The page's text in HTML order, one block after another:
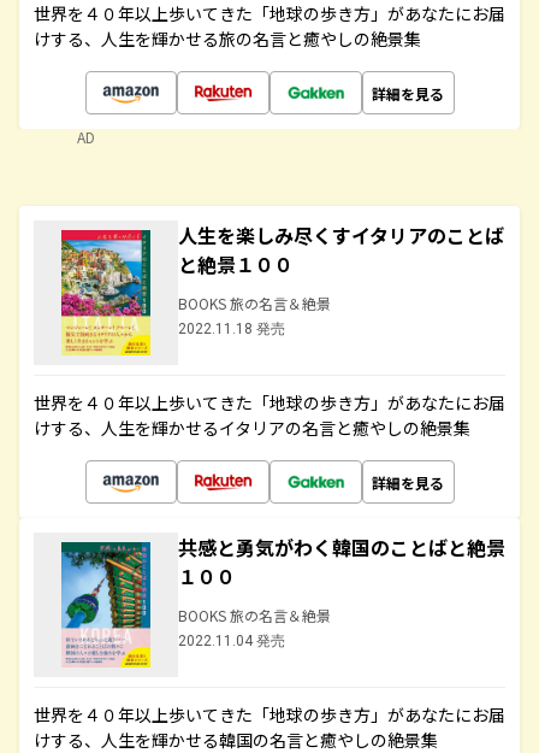
世界を４０年以上歩いてきた「地球の歩き方」があなたにお届
けする、人生を輝かせる旅の名言と癒やしの絶景集
詳細を見る
AD
人生を楽しみ尽くすイタリアのことば
と絶景１００
BOOKS 旅の名言＆絶景
2022.11.18 発売
世界を４０年以上歩いてきた「地球の歩き方」があなたにお届
けする、人生を輝かせるイタリアの名言と癒やしの絶景集
詳細を見る
共感と勇気がわく韓国のことばと絶景
１００
BOOKS 旅の名言＆絶景
2022.11.04 発売
世界を４０年以上歩いてきた「地球の歩き方」があなたにお届
けする、人生を輝かせる韓国の名言と癒やしの絶景集